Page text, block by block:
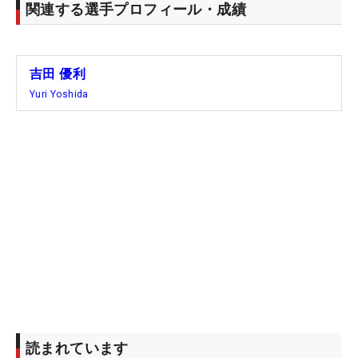
関連する選手プロフィール・成績
吉田 優利
Yuri Yoshida
読まれています